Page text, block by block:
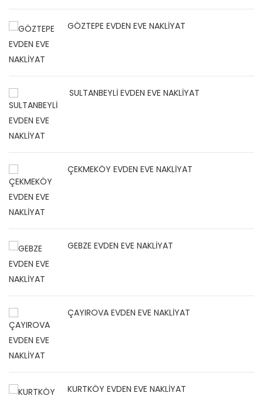
GÖZTEPE EVDEN EVE NAKLİYAT
SULTANBEYLİ EVDEN EVE NAKLİYAT
ÇEKMEKÖY EVDEN EVE NAKLİYAT
GEBZE EVDEN EVE NAKLİYAT
ÇAYIROVA EVDEN EVE NAKLİYAT
KURTKÖY EVDEN EVE NAKLİYAT